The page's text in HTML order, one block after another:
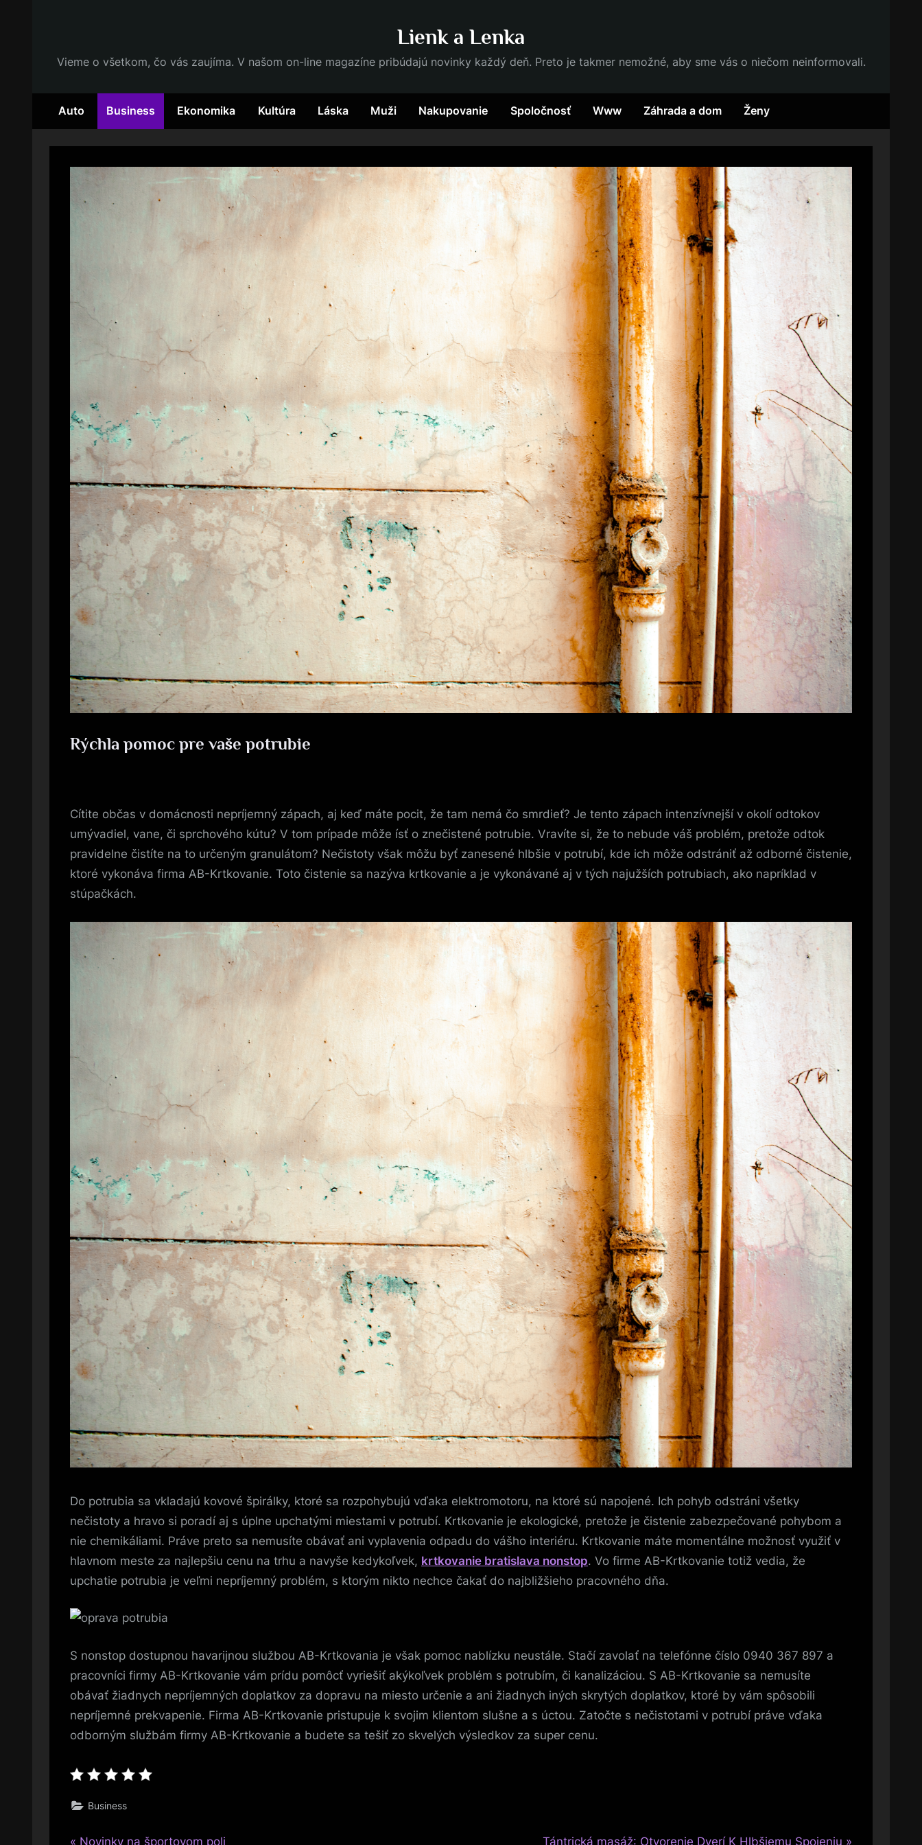
Lienk a Lenka
Vieme o všetkom, čo vás zaujíma. V našom on-line magazíne pribúdajú novinky každý deň. Preto je takmer nemožné, aby sme vás o niečom neinformovali.
Auto Business Ekonomika Kultúra Láska Muži Nakupovanie Spoločnosť Www Záhrada a dom Ženy
Rýchla pomoc pre vaše potrubie
Cítite občas v domácnosti nepríjemný zápach, aj keď máte pocit, že tam nemá čo smrdieť? Je tento zápach intenzívnejší v okolí odtokov
umývadiel, vane, či sprchového kútu? V tom prípade môže ísť o znečistené potrubie. Vravíte si, že to nebude váš problém, pretože odtok
pravidelne čistíte na to určeným granulátom? Nečistoty však môžu byť zanesené hlbšie v potrubí, kde ich môže odstrániť až odborné čistenie,
ktoré vykonáva firma AB-Krtkovanie. Toto čistenie sa nazýva krtkovanie a je vykonávané aj v tých najužších potrubiach, ako napríklad v
stúpačkách.
Do potrubia sa vkladajú kovové špirálky, ktoré sa rozpohybujú vďaka elektromotoru, na ktoré sú napojené. Ich pohyb odstráni všetky
nečistoty a hravo si poradí aj s úplne upchatými miestami v potrubí. Krtkovanie je ekologické, pretože je čistenie zabezpečované pohybom a
nie chemikáliami. Práve preto sa nemusíte obávať ani vyplavenia odpadu do vášho interiéru. Krtkovanie máte momentálne možnosť využiť v
hlavnom meste za najlepšiu cenu na trhu a navyše kedykoľvek, krtkovanie bratislava nonstop. Vo firme AB-Krtkovanie totiž vedia, že
upchatie potrubia je veľmi nepríjemný problém, s ktorým nikto nechce čakať do najbližšieho pracovného dňa.
S nonstop dostupnou havarijnou službou AB-Krtkovania je však pomoc nablízku neustále. Stačí zavolať na telefónne číslo 0940 367 897 a
pracovníci firmy AB-Krtkovanie vám prídu pomôcť vyriešiť akýkoľvek problém s potrubím, či kanalizáciou. S AB-Krtkovanie sa nemusíte
obávať žiadnych nepríjemných doplatkov za dopravu na miesto určenie a ani žiadnych iných skrytých doplatkov, ktoré by vám spôsobili
nepríjemné prekvapenie. Firma AB-Krtkovanie pristupuje k svojim klientom slušne a s úctou. Zatočte s nečistotami v potrubí práve vďaka
odborným službám firmy AB-Krtkovanie a budete sa tešiť zo skvelých výsledkov za super cenu.
Business
P
Novinky na športovom poli
N
Tántrická masáž: Otvorenie Dverí K Hlbšiemu Spojeniu